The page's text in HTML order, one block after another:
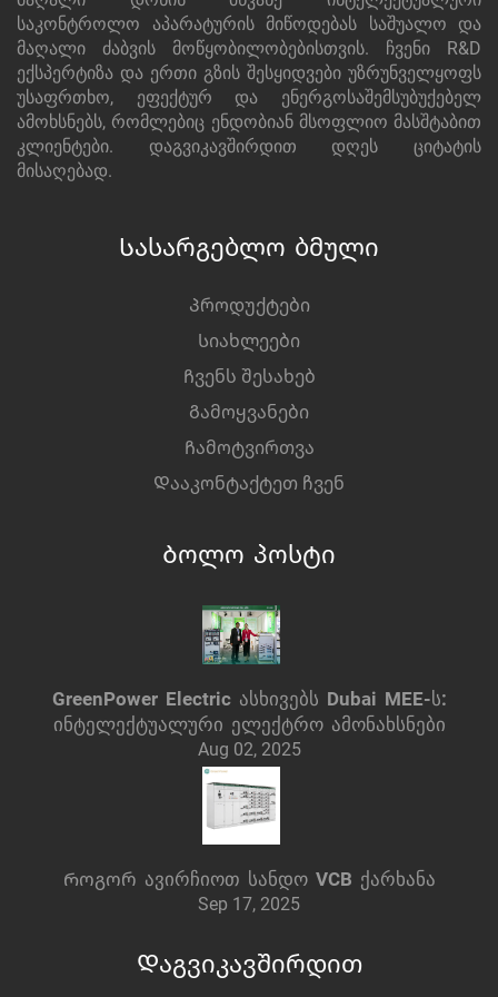
საკონტროლო აპარატურის მიწოდებას საშუალო და
მაღალი ძაბვის მოწყობილობებისთვის. ჩვენი R&D
ექსპერტიზა და ერთი გზის შესყიდვები უზრუნველყოფს
უსაფრთხო, ეფექტურ და ენერგოსაშემსუბუქებელ
ამოხსნებს, რომლებიც ენდობიან მსოფლიო მასშტაბით
კლიენტები. დაგვიკავშირდით დღეს ციტატის
მისაღებად.
Სასარგებლო ბმული
Პროდუქტები
Სიახლეები
Ჩვენს შესახებ
Გამოყვანები
Ჩამოტვირთვა
Დააკონტაქტეთ ჩვენ
Ბოლო პოსტი
GreenPower Electric ასხივებს Dubai MEE-ს:
ინტელექტუალური ელექტრო ამონახსნები
Aug 02, 2025
Როგორ ავირჩიოთ სანდო VCB ქარხანა
Sep 17, 2025
Დაგვიკავშირდით